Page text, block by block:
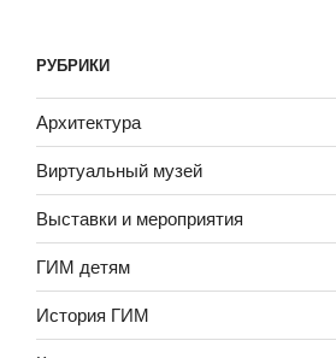
РУБРИКИ
Архитектура
Виртуальный музей
Выставки и мероприятия
ГИМ детям
История ГИМ